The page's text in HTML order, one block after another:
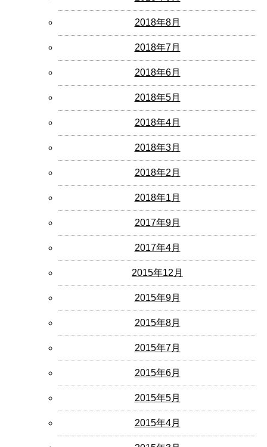
2018年8月
2018年7月
2018年6月
2018年5月
2018年4月
2018年3月
2018年2月
2018年1月
2017年9月
2017年4月
2015年12月
2015年9月
2015年8月
2015年7月
2015年6月
2015年5月
2015年4月